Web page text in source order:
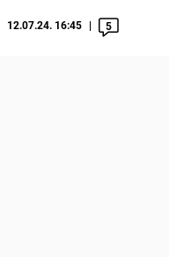
12.07.24. 16:45 5